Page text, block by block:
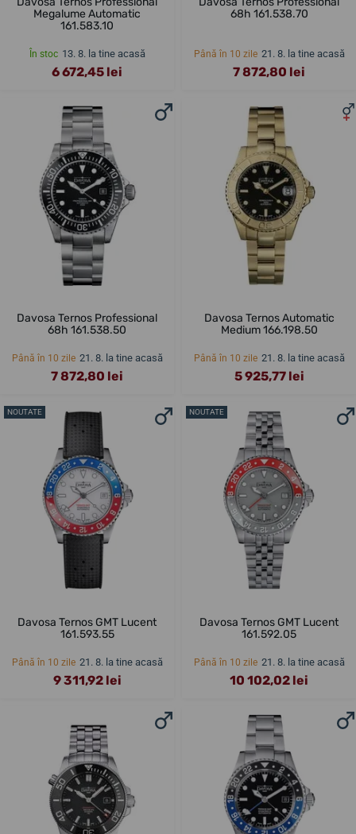
Megalume Automatic
161.583.10
În stoc 13. 8. la tine acasă
6 672,45 lei
68h 161.538.70
Până în 10 zile 21. 8. la tine acasă
7 872,80 lei
Davosa Ternos Professional
68h 161.538.50
Până în 10 zile 21. 8. la tine acasă
7 872,80 lei
Davosa Ternos Automatic
Medium 166.198.50
Până în 10 zile 21. 8. la tine acasă
5 925,77 lei
NOUTATE
Davosa Ternos GMT Lucent
161.593.55
Până în 10 zile 21. 8. la tine acasă
9 311,92 lei
NOUTATE
Davosa Ternos GMT Lucent
161.592.05
Până în 10 zile 21. 8. la tine acasă
10 102,02 lei